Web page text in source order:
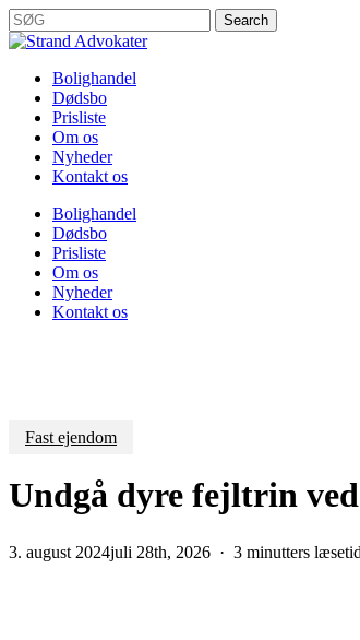
Skip
to
content
Search
Close
Menu
Bolighandel
Dødsbo
Prisliste
Om os
Nyheder
Kontakt os
Bolighandel
Dødsbo
Prisliste
Om os
Nyheder
Kontakt os
Fast ejendom
Undgå dyre fejltrin
3. august 2024juli 28th, 2026 3 minutters læsetid